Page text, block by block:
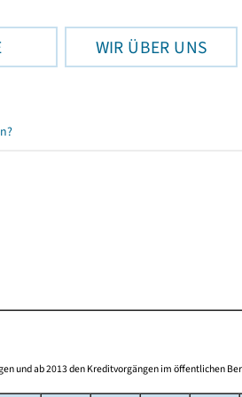
WIR ÜBER UNS
und ab 2013 den Kreditvorgängen im öffentlichen